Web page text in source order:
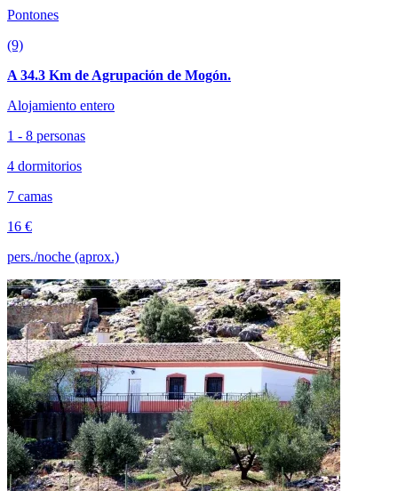
Pontones
(9)
A 34.3 Km de Agrupación de Mogón.
Alojamiento entero
1 - 8 personas
4 dormitorios
7 camas
16 €
pers./noche (aprox.)